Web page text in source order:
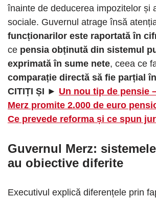
înainte de deducerea impozitelor și
sociale. Guvernul atrage însă
funcționarilor este raportată în
ce pensia obținută din sistemul
exprimată în sume nete, ceea ce
comparație directă să fie parțial
CITIȚI ȘI ► Un nou tip de pensie
Merz promite 2.000 de euro
Ce prevede reforma și ce spun
Guvernul Merz:
au obiective diferite
Executivul explică diferențele prin